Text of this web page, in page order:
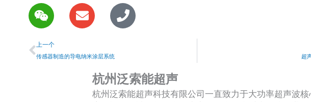
W
e
x
i
E
n
l
P
h
上一个
上一个
传感器制造的导电纳米涂层系统 超
杭州泛索能超声
杭州泛索能超声科技有限公司一直致力于大功率超声波